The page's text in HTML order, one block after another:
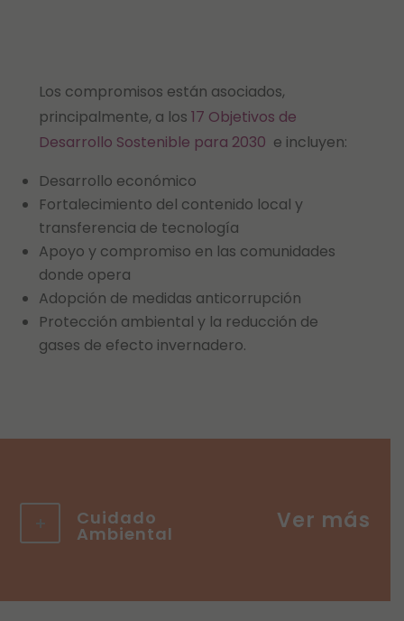
Los compromisos están asociados,
principalmente, a los17 Objetivos de
Desarrollo Sostenible para 2030 e incluyen:
Desarrollo económico
Fortalecimiento del contenido local y
transferencia de tecnología
Apoyo y compromiso en las comunidades
donde opera
Adopción de medidas anticorrupción
Protección ambiental y la reducción de
gases de efecto invernadero.
Cuidado
Ambiental